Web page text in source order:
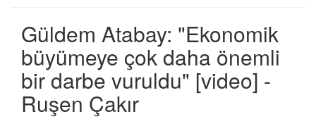
Güldem Atabay: "Ekonomik
büyümeye çok daha önemli
bir darbe vuruldu" [video] -
Ruşen Çakır